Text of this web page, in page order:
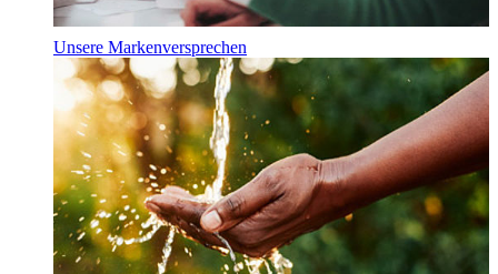
Unsere Markenversprechen